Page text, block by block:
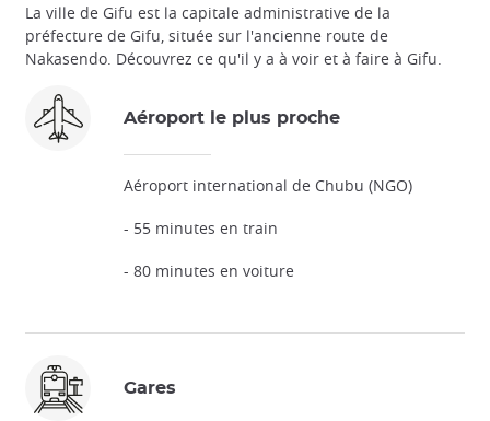
La ville de Gifu est la capitale administrative de la
préfecture de Gifu, située sur l'ancienne route de
Nakasendo. Découvrez ce qu'il y a à voir et à faire à Gifu.
Aéroport le plus proche
Aéroport international de Chubu (NGO)
- 55 minutes en train
- 80 minutes en voiture
Gares